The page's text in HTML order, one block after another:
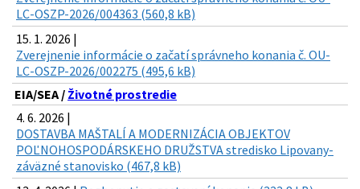
LC-OSZP-2026/004363 (560,8 kB)
15. 1. 2026 |
Zverejnenie informácie o začatí správneho konania č. OU-
LC-OSZP-2026/002275 (495,6 kB)
EIA/SEA / Životné prostredie
4. 6. 2026 |
DOSTAVBA MAŠTALÍ A MODERNIZÁCIA OBJEKTOV
POĽNOHOSPODÁRSKEHO DRUŽSTVA stredisko Lipovany-
záväzné stanovisko (467,8 kB)